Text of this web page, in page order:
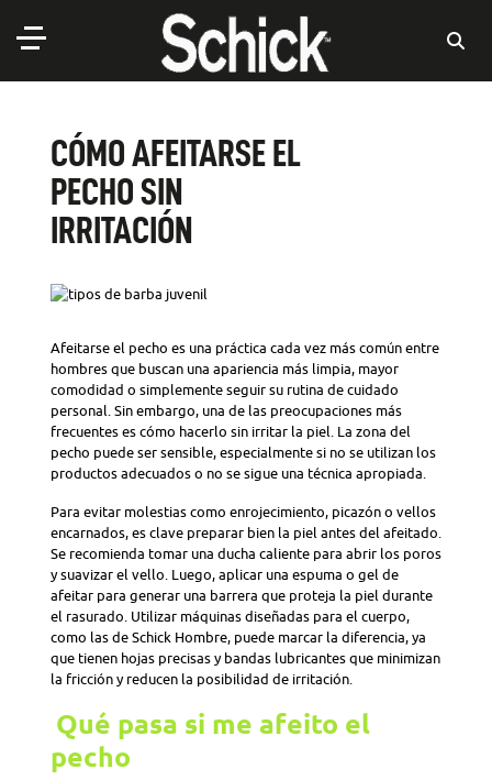
CÓMO AFEITARSE EL
PECHO SIN
IRRITACIÓN
Afeitarse el pecho es una práctica cada vez más común entre
hombres que buscan una apariencia más limpia, mayor
comodidad o simplemente seguir su rutina de cuidado
personal. Sin embargo, una de las preocupaciones más
frecuentes es cómo hacerlo sin irritar la piel. La zona del
pecho puede ser sensible, especialmente si no se utilizan los
productos adecuados o no se sigue una técnica apropiada.
Para evitar molestias como enrojecimiento, picazón o vellos
encarnados, es clave preparar bien la piel antes del afeitado.
Se recomienda tomar una ducha caliente para abrir los poros
y suavizar el vello. Luego, aplicar una espuma o gel de
afeitar para generar una barrera que proteja la piel durante
el rasurado. Utilizar máquinas diseñadas para el cuerpo,
como las de Schick Hombre, puede marcar la diferencia, ya
que tienen hojas precisas y bandas lubricantes que minimizan
la fricción y reducen la posibilidad de irritación.
Qué pasa si me afeito el
pecho